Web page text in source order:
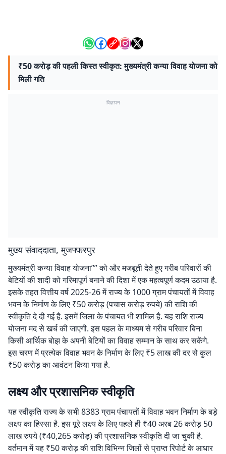
₹50 करोड़ की पहली किस्त स्वीकृत: मुख्यमंत्री कन्या विवाह योजना को
मिली गति
विज्ञापन
मुख्य संवाददाता, मुजफ्फरपुर
मुख्यमंत्री कन्या विवाह योजना”” को और मजबूती देते हुए गरीब परिवारों की
बेटियों की शादी को गरिमापूर्ण बनाने की दिशा में एक महत्वपूर्ण कदम उठाया है.
इसके तहत वित्तीय वर्ष 2025-26 में राज्य के 1000 ग्राम पंचायतों में विवाह
भवन के निर्माण के लिए ₹50 करोड़ (पचास करोड़ रुपये) की राशि की
स्वीकृति दे दी गई है. इसमें जिला के पंचायत भी शामिल है. यह राशि राज्य
योजना मद से खर्च की जाएगी. इस पहल के माध्यम से गरीब परिवार बिना
किसी आर्थिक बोझ के अपनी बेटियों का विवाह सम्मान के साथ कर सकेंगे.
इस चरण में प्रत्येक विवाह भवन के निर्माण के लिए ₹5 लाख की दर से कुल
₹50 करोड़ का आवंटन किया गया है.
लक्ष्य और प्रशासनिक स्वीकृति
यह स्वीकृति राज्य के सभी 8383 ग्राम पंचायतों में विवाह भवन निर्माण के बड़े
लक्ष्य का हिस्सा है. इस पूरे लक्ष्य के लिए पहले ही ₹40 अरब 26 करोड़ 50
लाख रुपये (₹40,265 करोड़) की प्रशासनिक स्वीकृति दी जा चुकी है.
वर्तमान में यह ₹50 करोड़ की राशि विभिन्न जिलों से प्राप्त रिपोर्ट के आधार